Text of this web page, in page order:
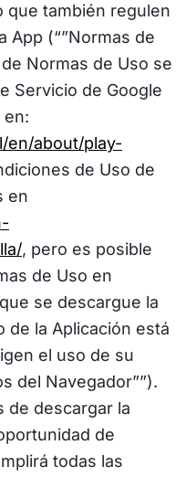
que también regulen
App (“”Normas de
Normas de Uso se
Servicio de Google
en:
en/about/play-
de Uso de
en
, pero es posible
de Uso en
se descargue la
de la Aplicación está
el uso de su
del Navegador””).
de descargar la
de
todas las